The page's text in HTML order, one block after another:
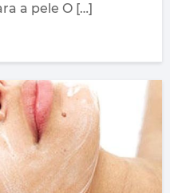
a pele O […]